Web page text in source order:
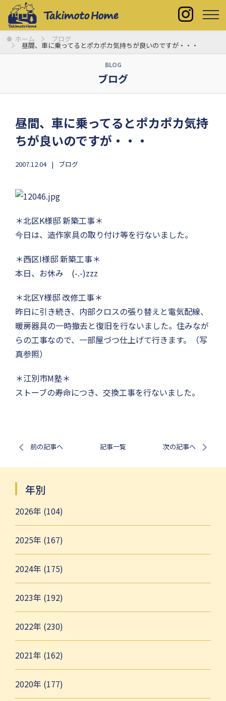
ホーム ブログ
昼間、車に乗ってるとポカポカ気持ちが良いのですが・・・
BLOG
ブログ
昼間、車に乗ってるとポカポカ気持
ちが良いのですが・・・
2007.12.04 ブログ
＊北区K様邸 新築工事＊
今日は、造作家具の取り付け等を行ないました。
＊西区I様邸 新築工事＊
本日、お休み (-.-)zzz
＊北区Y様邸 改修工事＊
昨日に引き続き、内部クロスの張り替えと電気配線、
暖房器具の一時撤去と復旧を行ないました。住みなが
らの工事なので、一部屋づつ仕上げて行きます。（写
真参照）
＊江別市M塾＊
ストーブの寿命につき、交換工事を行ないました。
前の記事へ 記事一覧 次の記事へ
年別
2026年 (104)
2025年 (167)
2024年 (175)
2023年 (192)
2022年 (230)
2021年 (162)
2020年 (177)